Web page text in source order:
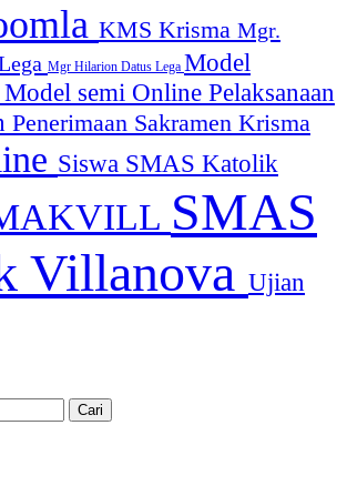
KMS Krisma Mgr.
Mgr Hilarion Datus Lega Model
Model semi Online Pelaksanaan
Penerimaan Sakramen Krisma
Siswa SMAS Katolik
SMAS
Villanova Ujian